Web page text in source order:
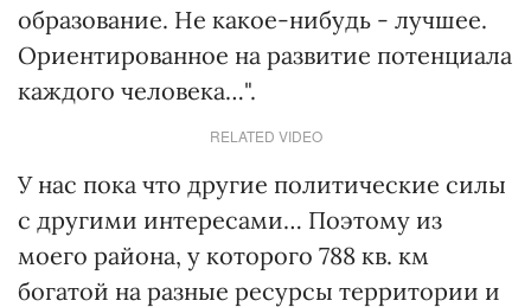
образование. Не какое-нибудь - лучшее.
Ориентированное на развитие потенциала
каждого человека…".
RELATED VIDEO
У нас пока что другие политические силы
с другими интересами… Поэтому из
моего района, у которого 788 кв. км
богатой на разные ресурсы территории и